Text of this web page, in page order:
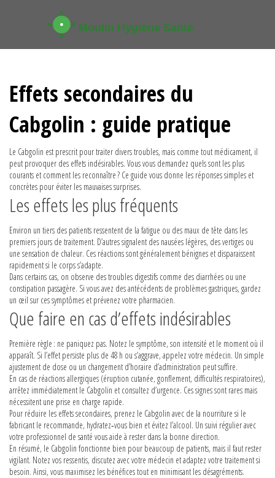
Effets secondaires du
Cabgolin : guide pratique
Le Cabgolin est prescrit pour traiter divers troubles, mais comme tout médicament, il
peut provoquer des effets indésirables. Vous vous demandez quels sont les plus
courants et comment les reconnaître ? Ce guide vous donne les réponses simples et
concrètes pour éviter les mauvaises surprises.
Les effets les plus fréquents
Environ un tiers des patients ressentent de la fatigue ou des maux de tête dans les
premiers jours de traitement. D’autres signalent des nausées légères, des vertiges ou
une sensation de chaleur. Ces réactions sont généralement bénignes et disparaissent
rapidement si le corps s’adapte.
Dans certains cas, on observe des troubles digestifs comme des diarrhées ou une
constipation passagère. Si vous avez des antécédents de problèmes gastriques, gardez
un œil sur ces symptômes et prévenez votre pharmacien.
Que faire en cas d’effets indésirables
Première règle : ne paniquez pas. Notez le symptôme, son intensité et le moment où il
apparaît. Si l’effet persiste plus de 48 h ou s’aggrave, appelez votre médecin. Un simple
ajustement de dose ou un changement d’horaire d’administration peut suffire.
En cas de réactions allergiques (éruption cutanée, gonflement, difficultés respiratoires),
arrêtez immédiatement le Cabgolin et consultez d’urgence. Ces signes sont rares mais
nécessitent une prise en charge rapide.
Pour réduire les effets secondaires, prenez le Cabgolin avec de la nourriture si le
fabricant le recommande, hydratez‑vous bien et évitez l’alcool. Un suivi régulier avec
votre professionnel de santé vous aide à rester dans la bonne direction.
En résumé, le Cabgolin fonctionne bien pour beaucoup de patients, mais il faut rester
vigilant. Notez vos ressentis, discutez avec votre médecin et adaptez votre traitement si
besoin. Ainsi, vous maximisez les bénéfices tout en minimisant les désagréments.